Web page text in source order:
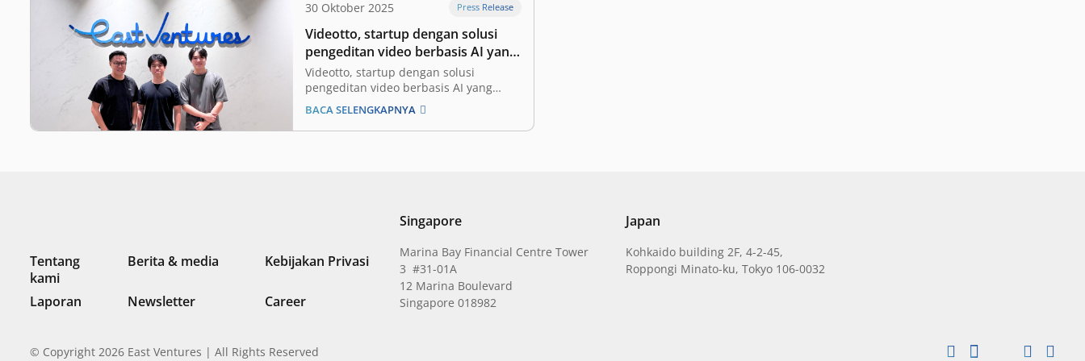
30 Oktober 2025 Press Release
Videotto, startup dengan solusi
pengeditan video berbasis AI yang
didirikan oleh inovator berusia 18
tahun, telah memperoleh
pendanaan tahap awal dari East
Videotto, startup dengan solusi
pengeditan video berbasis AI yang
berpusat di Singapura, telah
memperoleh pendanaan tahap awal
(seed) dalam jumlah yang tidak
BACA SELENGKAPNYA
Tentang
kami
Berita & media Kebijakan Privasi
Laporan Newsletter Career
Singapore
Marina Bay Financial Centre Tower
3 #31-01A
12 Marina Boulevard
Singapore 018982
Japan
Kohkaido building 2F, 4-2-45,
Roppongi Minato-ku, Tokyo 106-0032
© Copyright 2026 East Ventures | All Rights Reserved